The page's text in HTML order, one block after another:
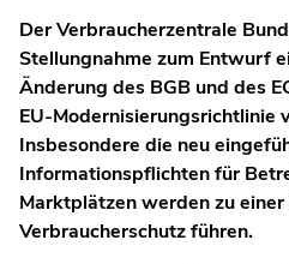
Der Verbraucherzentrale
Stellungnahme zum Entwurf
Änderung des BGB und des
EU-Modernisierungsrichtlinie
Insbesondere die neu
Informationspflichten für
Marktplätzen werden zu
Verbraucherschutz führen.